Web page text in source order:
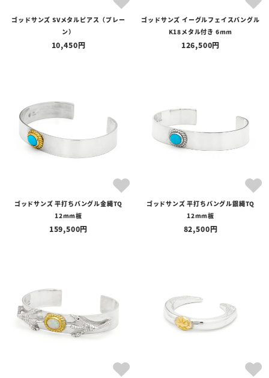
ゴッドサンズ SVメタルピアス（プレー
ン）
10,450
ゴッドサンズ イーグルフェイスバングル
K18メタル付き 6mm
126,500
ゴッドサンズ 平打ちバングル金縄TQ
12mm板
159,500
ゴッドサンズ 平打ちバングル銀縄TQ
12mm板
82,500